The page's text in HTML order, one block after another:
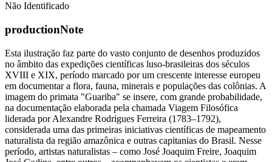
Não Identificado
productionNote
Esta ilustração faz parte do vasto conjunto de desenhos produzidos
no âmbito das expedições científicas luso-brasileiras dos séculos
XVIII e XIX, período marcado por um crescente interesse europeu
em documentar a flora, fauna, minerais e populações das colônias. A
imagem do primata "Guariba" se insere, com grande probabilidade,
na documentação elaborada pela chamada Viagem Filosófica
liderada por Alexandre Rodrigues Ferreira (1783–1792),
considerada uma das primeiras iniciativas científicas de mapeamento
naturalista da região amazônica e outras capitanias do Brasil. Nesse
período, artistas naturalistas – como José Joaquim Freire, Joaquim